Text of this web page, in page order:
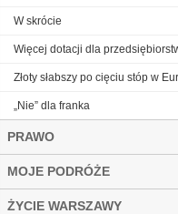
W skrócie
Więcej dotacji dla
Złoty słabszy po cięciu stóp w
„Nie” dla franka
PRAWO
MOJE PODRÓŻE
ŻYCIE WARSZAWY